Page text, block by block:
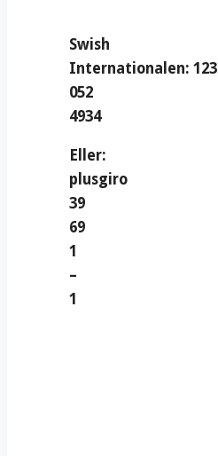
Swish
Internationalen: 123
052
4934
Eller:
plusgiro
39
69
1
–
1